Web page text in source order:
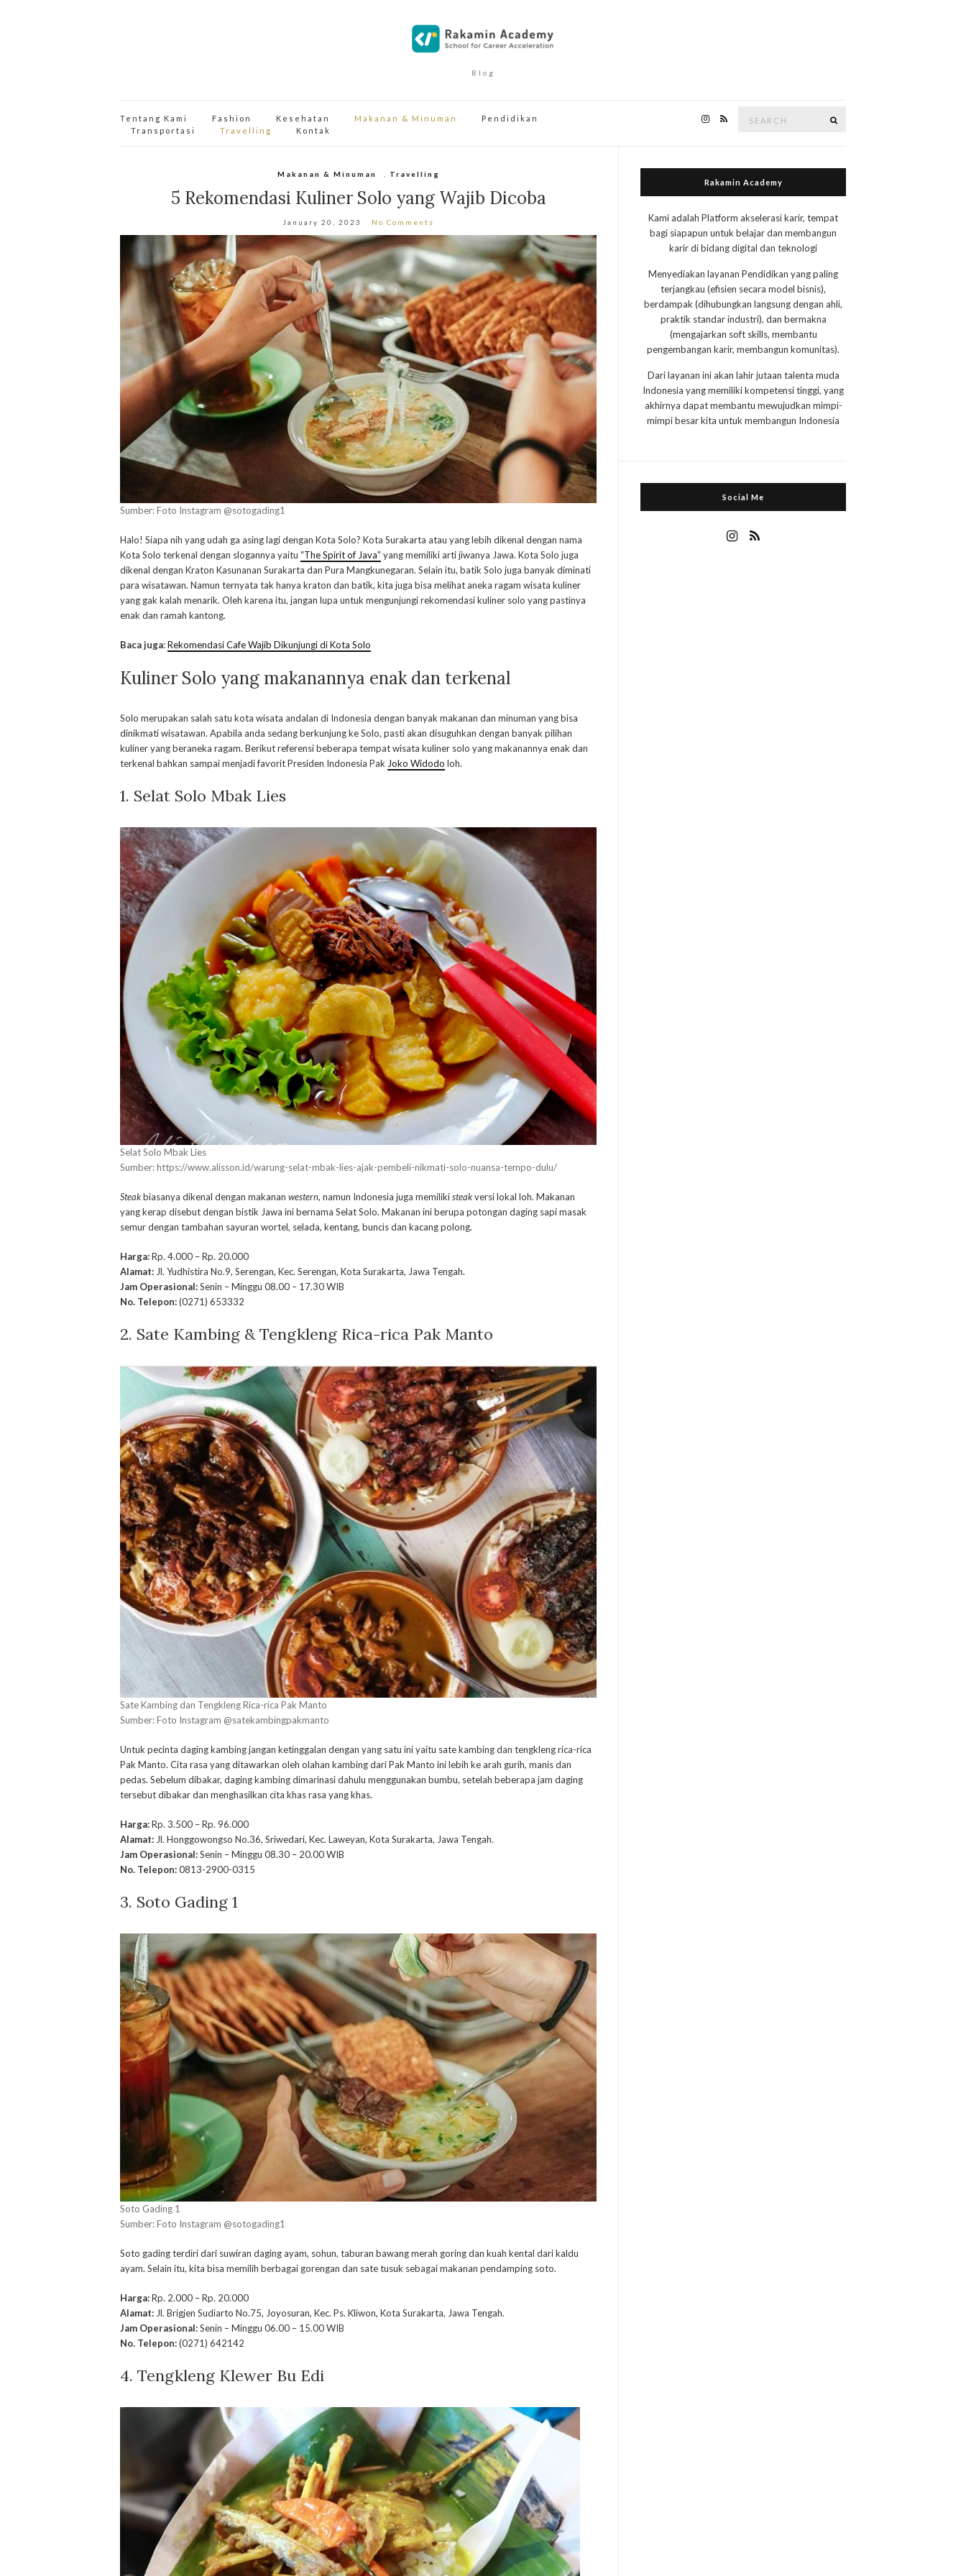
Blog
Tentang Kami Fashion Kesehatan Makanan & Minuman
Pendidikan
Transportasi
Travelling Kontak
Makanan & Minuman Travelling
5 Rekomendasi Kuliner Solo yang Wajib Dicoba
January 20, 2023 No Comments
Sumber: Foto Instagram @sotogading1
Halo! Siapa nih yang udah ga asing lagi dengan Kota Solo? Kota Surakarta atau yang lebih dikenal dengan nama
Kota Solo terkenal dengan slogannya yaitu “The Spirit of Java” yang memiliki arti jiwanya Jawa. Kota Solo juga
dikenal dengan Kraton Kasunanan Surakarta dan Pura Mangkunegaran. Selain itu, batik Solo juga banyak diminati
para wisatawan. Namun ternyata tak hanya kraton dan batik, kita juga bisa melihat aneka ragam wisata kuliner
yang gak kalah menarik. Oleh karena itu, jangan lupa untuk mengunjungi rekomendasi kuliner solo yang pastinya
enak dan ramah kantong.
Baca juga:Rekomendasi Cafe Wajib Dikunjungi di Kota Solo
Kuliner Solo yang makanannya enak dan terkenal
Solo merupakan salah satu kota wisata andalan di Indonesia dengan banyak makanan dan minuman yang bisa
dinikmati wisatawan. Apabila anda sedang berkunjung ke Solo, pasti akan disuguhkan dengan banyak pilihan
kuliner yang beraneka ragam. Berikut referensi beberapa tempat wisata kuliner solo yang makanannya enak dan
terkenal bahkan sampai menjadi favorit Presiden Indonesia Pak Joko Widodo loh.
1. Selat Solo Mbak Lies
Selat Solo Mbak Lies
Sumber: https://www.alisson.id/warung-selat-mbak-lies-ajak-pembeli-nikmati-solo-nuansa-tempo-dulu/
Steakbiasanya dikenal dengan makanan western, namun Indonesia juga memilikisteakversi lokal loh. Makanan
yang kerap disebut dengan bistik Jawa ini bernama Selat Solo. Makanan ini berupa potongan daging sapi masak
semur dengan tambahan sayuran wortel, selada, kentang, buncis dan kacang polong.
Harga:Rp. 4.000 – Rp. 20.000
Alamat: Jl. Yudhistira No.9, Serengan, Kec. Serengan, Kota Surakarta, Jawa Tengah.
Jam Operasional:Senin – Minggu 08.00 – 17.30 WIB
No. Telepon:(0271) 653332
2. Sate Kambing & Tengkleng Rica-rica Pak Manto
Sate Kambing dan Tengkleng Rica-rica Pak Manto
Sumber: Foto Instagram @satekambingpakmanto
Untuk pecinta daging kambing jangan ketinggalan dengan yang satu ini yaitu sate kambing dan tengkleng rica-rica
Pak Manto. Cita rasa yang ditawarkan oleh olahan kambing dari Pak Manto ini lebih ke arah gurih, manis dan
pedas. Sebelum dibakar, daging kambing dimarinasi dahulu menggunakan bumbu, setelah beberapa jam daging
tersebut dibakar dan menghasilkan cita khas rasa yang khas.
Harga:Rp. 3.500 – Rp. 96.000
Alamat: Jl. Honggowongso No.36, Sriwedari, Kec. Laweyan, Kota Surakarta, Jawa Tengah.
Jam Operasional:Senin – Minggu 08.30 – 20.00 WIB
No. Telepon:0813-2900-0315
3. Soto Gading 1
Soto Gading 1
Sumber: Foto Instagram @sotogading1
Soto gading terdiri dari suwiran daging ayam, sohun, taburan bawang merah goring dan kuah kental dari kaldu
ayam. Selain itu, kita bisa memilih berbagai gorengan dan sate tusuk sebagai makanan pendamping soto.
Harga:Rp. 2.000 – Rp. 20.000
Alamat: Jl. Brigjen Sudiarto No.75, Joyosuran, Kec. Ps. Kliwon, Kota Surakarta, Jawa Tengah.
Jam Operasional:Senin – Minggu 06.00 – 15.00 WIB
No. Telepon:(0271) 642142
4. Tengkleng Klewer Bu Edi
Rakamin Academy
Kami adalah Platform akselerasi karir, tempat
bagi siapapun untuk belajar dan membangun
karir di bidang digital dan teknologi
Menyediakan layanan Pendidikan yang paling
terjangkau (efisien secara model bisnis),
berdampak (dihubungkan langsung dengan ahli,
praktik standar industri), dan bermakna
(mengajarkan soft skills, membantu
pengembangan karir, membangun komunitas).
Dari layanan ini akan lahir jutaan talenta muda
Indonesia yang memiliki kompetensi tinggi, yang
akhirnya dapat membantu mewujudkan mimpi-
mimpi besar kita untuk membangun Indonesia
Social Me